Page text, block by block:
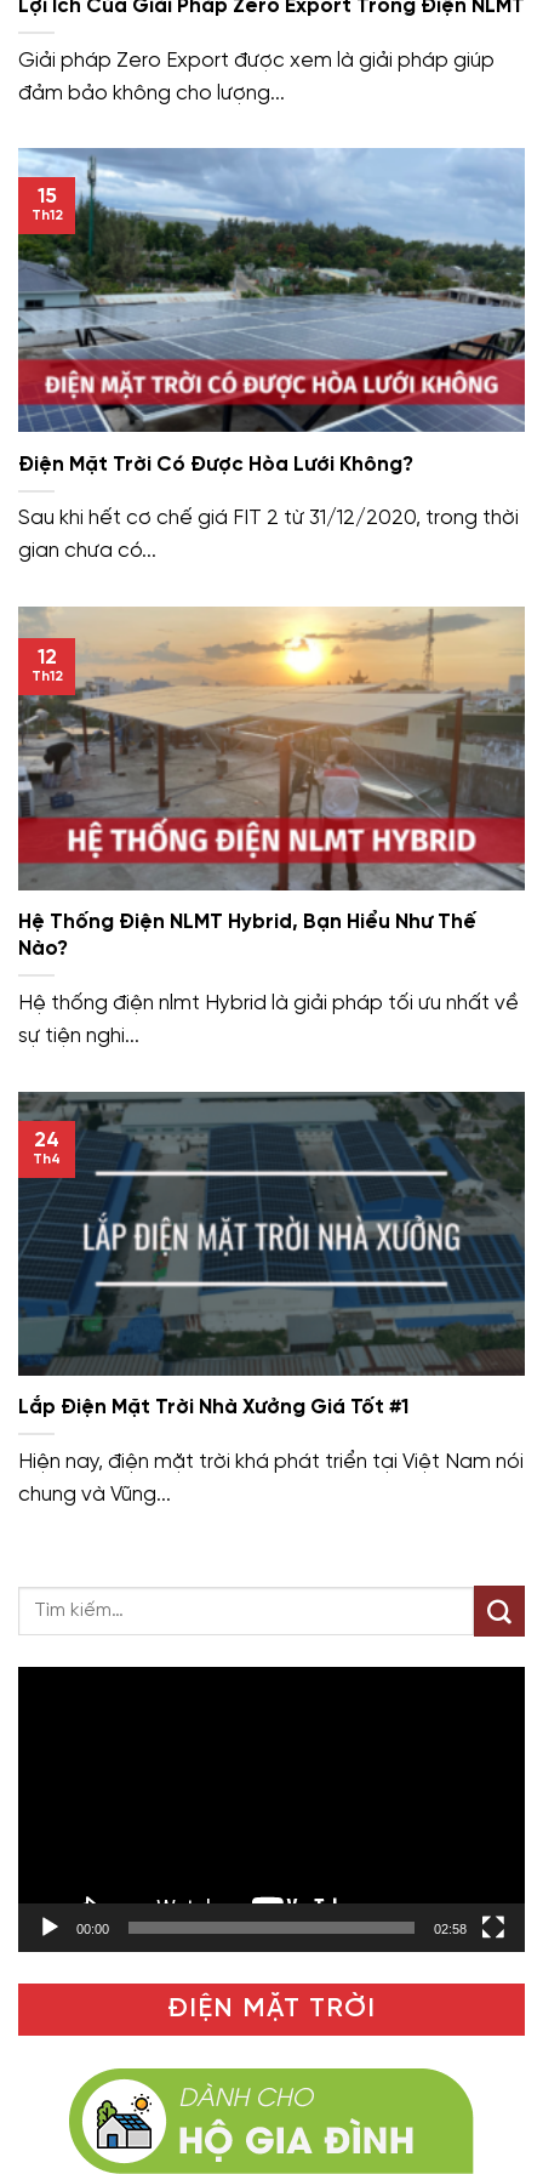
Lợi Ích Của Giải Pháp Zero Export Trong Điện NLMT
Giải pháp Zero Export được xem là giải pháp giúp
đảm bảo không cho lượng...
Điện Mặt Trời Có Được Hòa Lưới Không?
Sau khi hết cơ chế giá FIT 2 từ 31/12/2020, trong thời
gian chưa có...
15
Th12
Hệ Thống Điện NLMT Hybrid, Bạn Hiểu Như Thế
Nào?
Hệ thống điện nlmt Hybrid là giải pháp tối ưu nhất về
sự tiện nghi...
12
Th12
Lắp Điện Mặt Trời Nhà Xưởng Giá Tốt #1
Hiện nay, điện mặt trời khá phát triển tại Việt Nam nói
chung và Vũng...
24
Th4
00:00 02:58
ĐIỆN MẶT TRỜI